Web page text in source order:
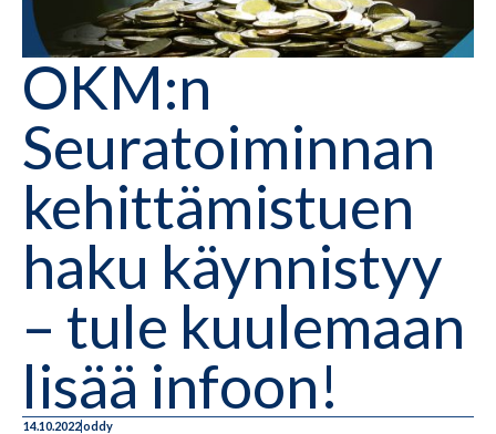
OKM:n
Seuratoiminnan
kehittämistuen
haku käynnistyy
– tule kuulemaan
lisää infoon!
14.10.2022oddy